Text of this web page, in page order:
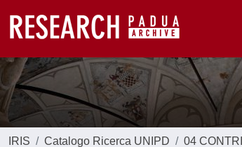
IRIS Catalogo Ricerca UNIPD 04